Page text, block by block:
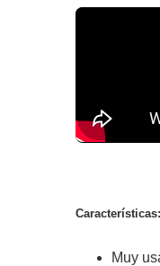
Características:
Muy